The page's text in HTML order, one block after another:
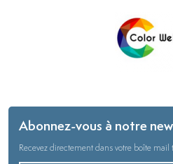
Abonnez-vous à notre
Recevez directement dans votre boîte